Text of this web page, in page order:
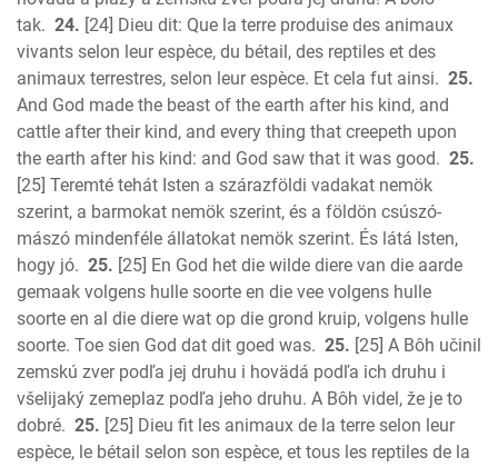
tak. 24. [24] Dieu dit: Que la terre produise des animaux
vivants selon leur espèce, du bétail, des reptiles et des
animaux terrestres, selon leur espèce. Et cela fut ainsi. 25.
And God made the beast of the earth after his kind, and
cattle after their kind, and every thing that creepeth upon
the earth after his kind: and God saw that it was good. 25.
[25] Teremté tehát Isten a szárazföldi vadakat nemök
szerint, a barmokat nemök szerint, és a földön csúszó-
mászó mindenféle állatokat nemök szerint. És látá Isten,
hogy jó. 25. [25] En God het die wilde diere van die aarde
gemaak volgens hulle soorte en die vee volgens hulle
soorte en al die diere wat op die grond kruip, volgens hulle
soorte. Toe sien God dat dit goed was. 25. [25] A Bôh učinil
zemskú zver podľa jej druhu i hovädá podľa ich druhu i
všelijaký zemeplaz podľa jeho druhu. A Bôh videl, že je to
dobré. 25. [25] Dieu fit les animaux de la terre selon leur
espèce, le bétail selon son espèce, et tous les reptiles de la